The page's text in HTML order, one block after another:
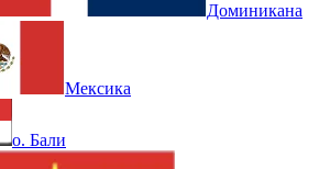
Доминикана
Мексика
о. Бали